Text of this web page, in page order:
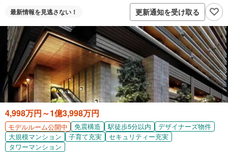
最新情報を見逃さない！ 更新通知を受け取る
4,998万円～1億3,998万円
モデルルーム公開中 免震構造 駅徒歩5分以内
デザイナーズ物件
大規模マンション
子育て充実
セキュリティー充実
タワーマンション